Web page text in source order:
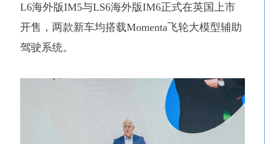
L6海外版IM5与LS6海外版IM6正式在英国上市
开售，两款新车均搭载Momenta飞轮大模型辅助
驾驶系统。